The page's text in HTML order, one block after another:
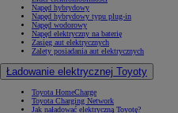
Napęd hybrydowy
Napęd hybrydowy typu plug-in
Napęd wodorowy
Napęd elektryczny na baterię
Zasięg aut elektrycznych
Zalety posiadania aut elektrycznych
Ładowanie elektrycznej Toyoty
Toyota HomeCharge
Toyota Charging Network
Jak naładować elektryczną Toyotę?